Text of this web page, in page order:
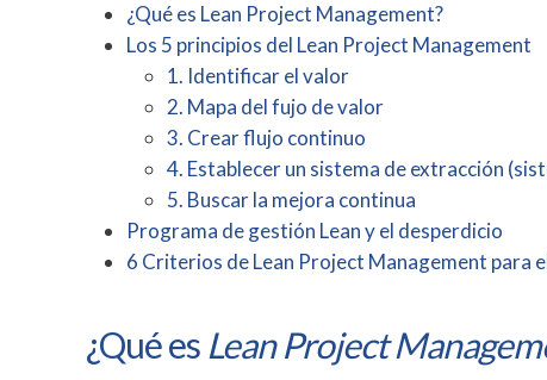
¿Qué es Lean Project Management?
Los 5 principios del Lean Project Management
1. Identificar el valor
2. Mapa del fujo de valor
3. Crear flujo continuo
4. Establecer un sistema de extracción
5. Buscar la mejora continua
Programa de gestión Lean y el desperdicio
6 Criterios de Lean Project Management para
¿Qué es Lean Project